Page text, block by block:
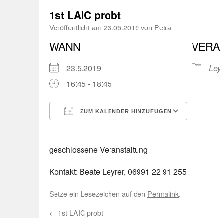
1st LAIC probt
Veröffentlicht am 23.05.2019von Petra
WANN
23.5.2019
16:45 - 18:45
ZUM KALENDER HINZUFÜGEN
geschlossene Veranstaltung
Kontakt: Beate Leyrer, 06991 22 91 255
Setze ein Lesezeichen auf den Permalink.
← 1st LAIC probt